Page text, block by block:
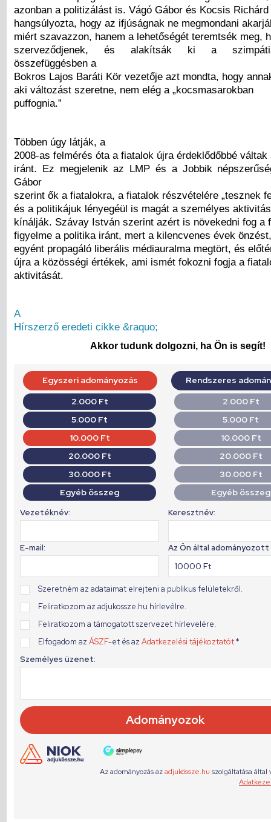
azonban a politizálást is. Vágó Gábor és Kocsis
hangsúlyozta, hogy az ifjúságnak ne megmondani
miért szavazzon, hanem a lehetőségét teremtsék meg,
szerveződjenek, és alakítsák ki a
összefüggésben a
Bokros Lajos Baráti Kör vezetője azt mondta, hogy
aki változást szeretne, nem elég a „kocsmasarokban
puffognia.”
Többen úgy látják, a
2008-as felmérés óta a fiatalok újra érdeklődőbbé váltak
iránt. Ez megjelenik az LMP és a Jobbik
Gábor
szerint ők a fiatalokra, a fiatalok részvételére „tesznek
és a politikájuk lényegéül is magát a személyes
kínálják. Szávay István szerint azért is növekedni fog a
figyelme a politika iránt, mert a kilencvenes évek
egyént propagáló liberális médiauralma megtört, és
újra a közösségi értékek, ami ismét fokozni fogja a
aktivitását.
A
Hírszerző eredeti cikke &raquo;
Akkor tudunk dolgozni, ha Ön is segít!